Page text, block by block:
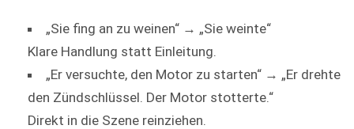
„Sie fing an zu weinen“ → „Sie weinte“
Klare Handlung statt Einleitung.
„Er versuchte, den Motor zu starten“ → „Er drehte
den Zündschlüssel. Der Motor stotterte.“
Direkt in die Szene reinziehen.